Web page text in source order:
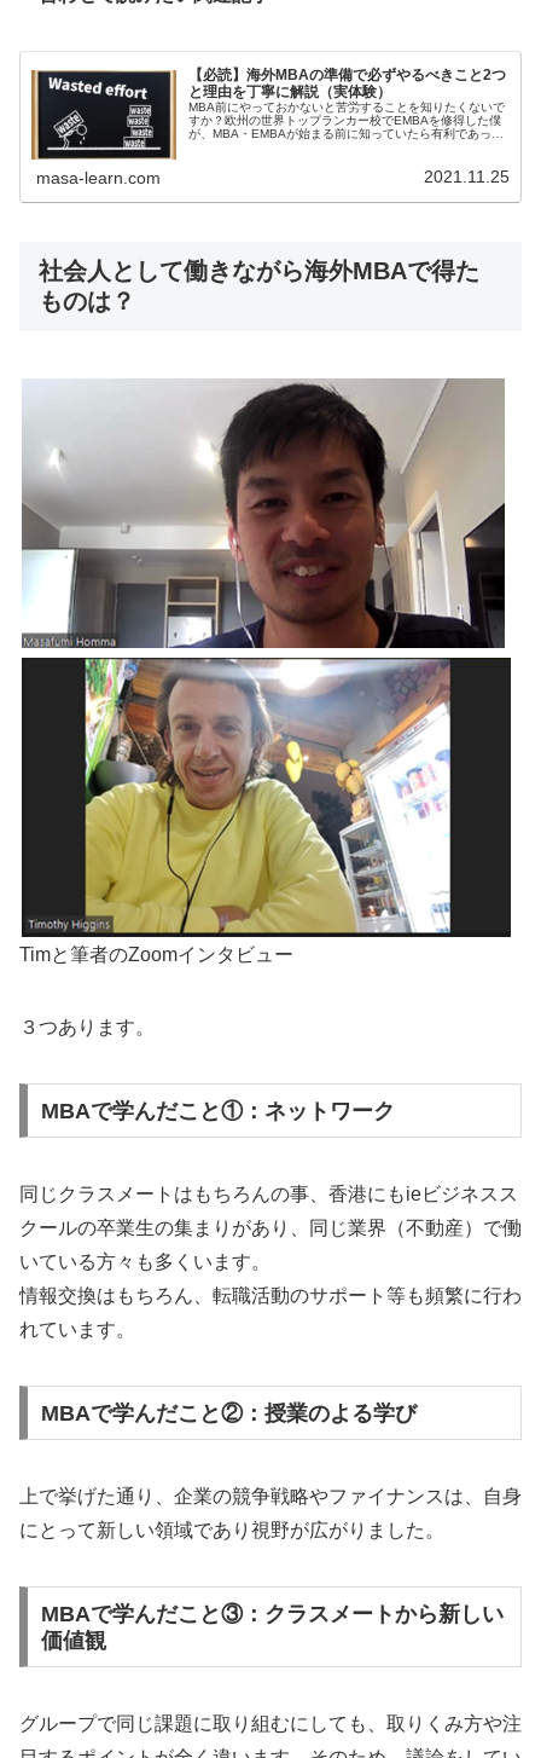
【必読】海外MBAの準備で必ずやるべきこと2つ
と理由を丁寧に解説（実体験）
MBA前にやっておかないと苦労することを知りたくないで
すか？欧州の世界トップランカー校でEMBAを修得した僕
が、MBA・EMBAが始まる前に知っていたら有利であった
masa-learn.com 2021.11.25
社会人として働きながら海外MBAで得た
ものは？
Timと筆者のZoomインタビュー
３つあります。
MBAで学んだこと①：ネットワーク
同じクラスメートはもちろんの事、香港にもieビジネスス
クールの卒業生の集まりがあり、同じ業界（不動産）で働
いている方々も多くいます。
情報交換はもちろん、転職活動のサポート等も頻繁に行わ
れています。
MBAで学んだこと②：授業のよる学び
上で挙げた通り、企業の競争戦略やファイナンスは、自身
にとって新しい領域であり視野が広がりました。
MBAで学んだこと③：クラスメートから新しい
価値観
グループで同じ課題に取り組むにしても、取りくみ方や注